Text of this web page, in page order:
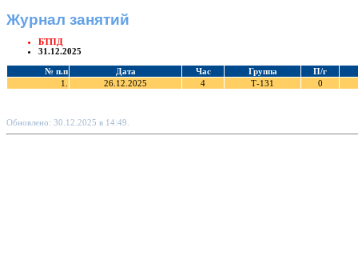
Журнал занятий
БТПД
31.12.2025
№ п.п Дата Час Группа
П/г
1.
26.12.2025 4 Т-131 0
Обновлено: 30.12.2025 в 14:49.